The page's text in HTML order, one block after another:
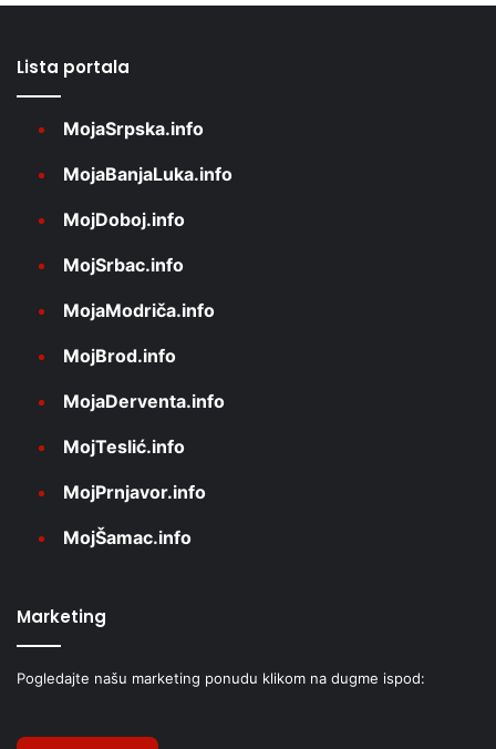
Lista portala
MojaSrpska.info
MojaBanjaLuka.info
MojDoboj.info
MojSrbac.info
MojaModriča.info
MojBrod.info
MojaDerventa.info
MojTeslić.info
MojPrnjavor.info
MojŠamac.info
Marketing
Pogledajte našu marketing ponudu klikom na dugme ispod: